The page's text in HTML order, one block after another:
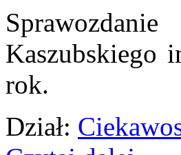
Kaszubskiego
rok.
Dział: